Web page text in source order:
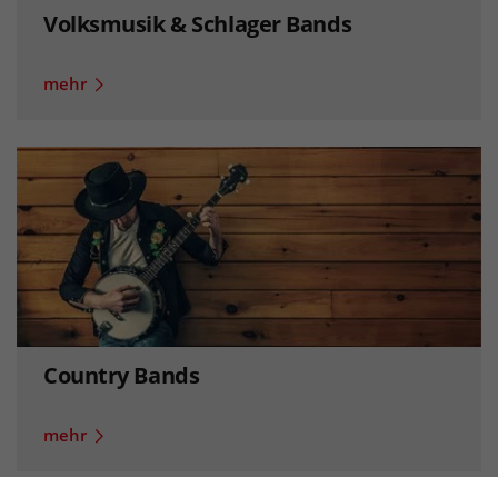
Volksmusik & Schlager Bands
mehr
Country Bands
mehr